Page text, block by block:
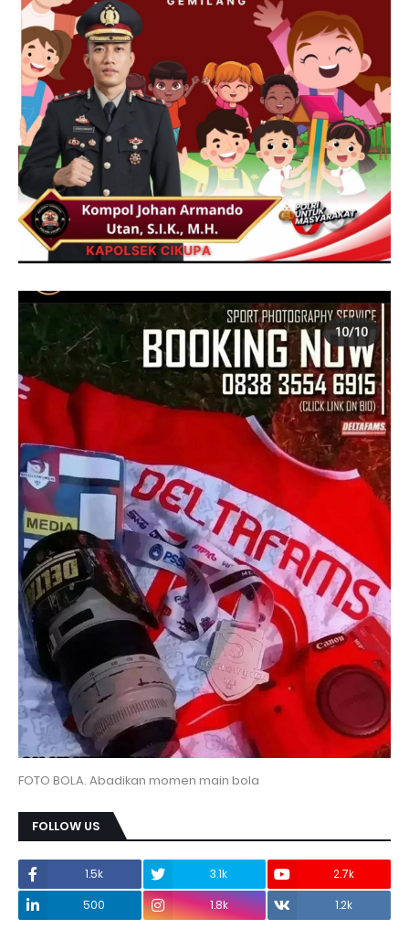
FOTO BOLA. Abadikan momen main bola
FOLLOW US
1.5k 3.1k
2.7k
500
1.8k 1.2k